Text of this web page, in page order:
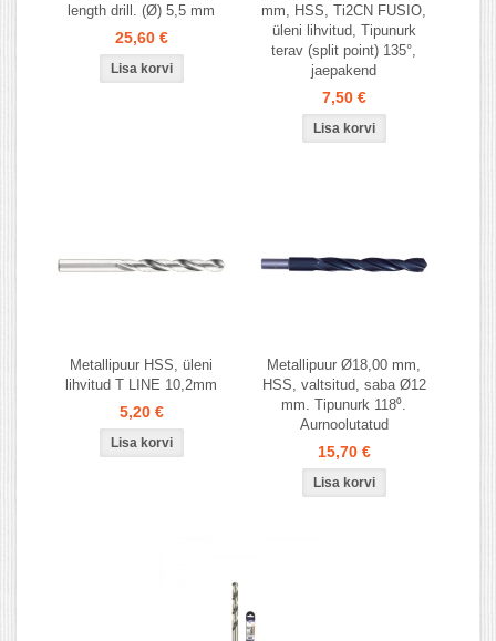
length drill. (Ø) 5,5 mm
25,60 €
mm, HSS, Ti2CN FUSIO,
üleni lihvitud, Tipunurk
terav (split point) 135°,
jaepakend
7,50 €
Metallipuur HSS, üleni
lihvitud T LINE 10,2mm
5,20 €
Metallipuur Ø18,00 mm,
HSS, valtsitud, saba Ø12
mm. Tipunurk 118⁰.
Aurnoolutatud
15,70 €